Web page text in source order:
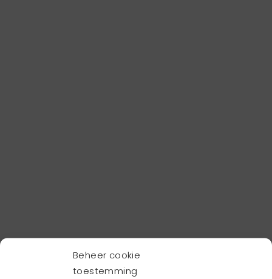
Beheer cookie
toestemming